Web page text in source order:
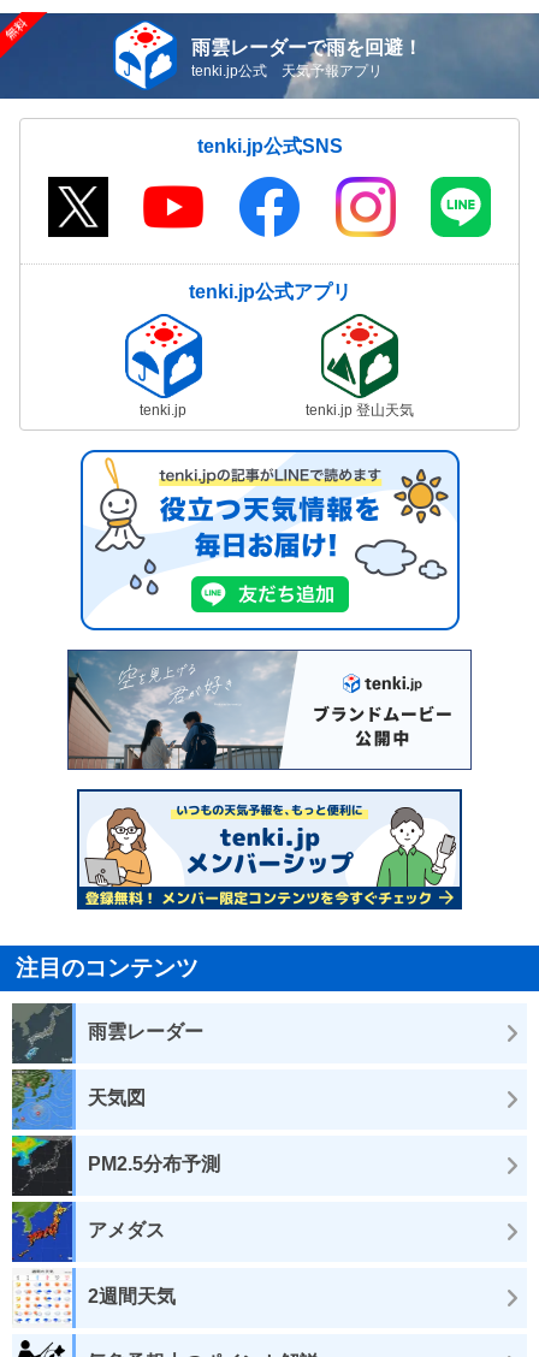
雨雲レーダーで雨を回避！
tenki.jp公式 天気予報アプリ
tenki.jp公式SNS
tenki.jp公式アプリ
tenki.jp tenki.jp 登山天気
注目のコンテンツ
雨雲レーダー
天気図
PM2.5分布予測
アメダス
2週間天気